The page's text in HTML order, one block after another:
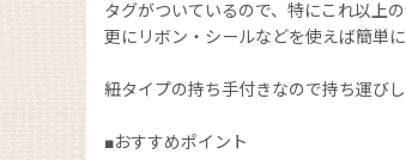
タグがついているので、特にこれ以上の
更にリボン・シールなどを使えば簡単
紐タイプの持ち手付きなので持ち運び
■おすすめポイント